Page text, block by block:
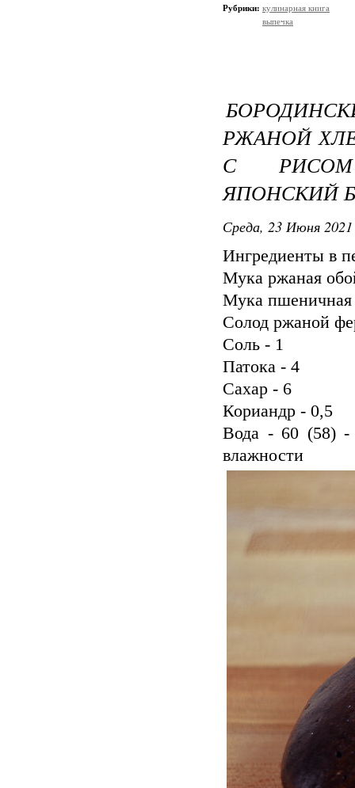
Рубрики: кулинарная книга
выпечка
РЖАНОЙ
С
ЯПОНСКИЙ
Среда, 23 Июня
Ингредиенты в
Мука ржаная
Мука пшеничная
Солод ржаной
Соль - 1
Патока - 4
Сахар - 6
Кориандр - 0,5
Вода - 60 (58) -
влажности